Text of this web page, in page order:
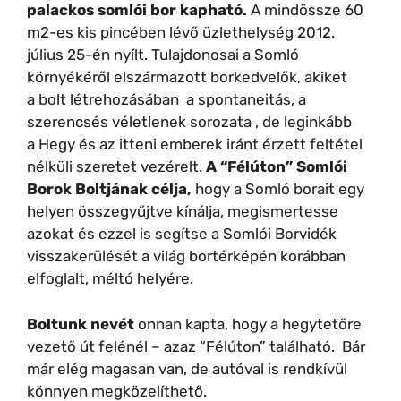
palackos somlói bor kapható. A mindössze 60
m2-es kis pincében lévő üzlethelység 2012.
július 25-én nyílt. Tulajdonosai a Somló
környékéről elszármazott borkedvelők, akiket
a bolt létrehozásában a spontaneitás, a
szerencsés véletlenek sorozata , de leginkább
a Hegy és az itteni emberek iránt érzett feltétel
nélküli szeretet vezérelt. A “Félúton” Somlói
Borok Boltjának célja, hogy a Somló borait egy
helyen összegyűjtve kínálja, megismertesse
azokat és ezzel is segítse a Somlói Borvidék
visszakerülését a világ bortérképén korábban
elfoglalt, méltó helyére.
Boltunk nevét onnan kapta, hogy a hegytetőre
vezető út felénél – azaz “Félúton” található. Bár
már elég magasan van, de autóval is rendkívül
könnyen megközelíthető.